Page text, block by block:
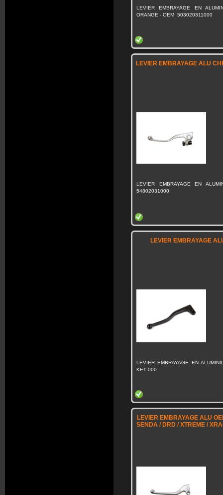
LEVIER EMBRAYAGE EN
ORANGE - OEM: 503020311000
LEVIER EMBRAYAGE ALU
LEVIER EMBRAYAGE EN
54802031000
LEVIER EMBRAYAGE
LEVIER EMBRAYAGE EN
KE1-000
LEVIER EMBRAYAGE ALU
SENDA / DRD / XTREME /